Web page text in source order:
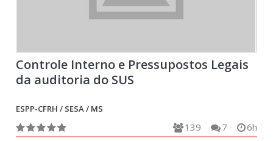
Controle Interno e Pressupostos Legais
da auditoria do SUS
ESPP-CFRH / SESA / MS
6h
7
139